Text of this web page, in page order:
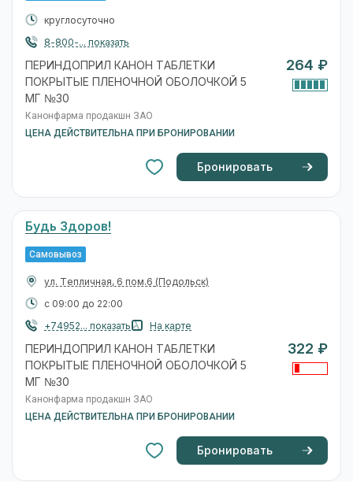
круглосуточно
8-800-... показать
ПЕРИНДОПРИЛ КАНОН ТАБЛЕТКИ
ПОКРЫТЫЕ ПЛЕНОЧНОЙ ОБОЛОЧКОЙ 5
МГ №30
Канонфарма продакшн ЗАО
ЦЕНА ДЕЙСТВИТЕЛЬНА ПРИ БРОНИРОВАНИИ
264 ₽
Бронировать
Будь Здоров!
Самовывоз
ул. Тепличная, 6 пом.6 (Подольск)
с 09:00 до 22:00
+74952... показать
На карте
ПЕРИНДОПРИЛ КАНОН ТАБЛЕТКИ
ПОКРЫТЫЕ ПЛЕНОЧНОЙ ОБОЛОЧКОЙ 5
МГ №30
Канонфарма продакшн ЗАО
ЦЕНА ДЕЙСТВИТЕЛЬНА ПРИ БРОНИРОВАНИИ
322 ₽
Бронировать